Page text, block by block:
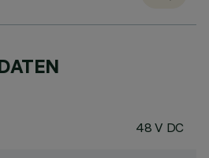
48 V DC